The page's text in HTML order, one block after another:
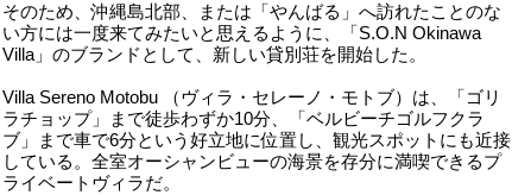
そのため、沖縄島北部、または「やんばる」へ訪れたことのな
い方には一度来てみたいと思えるように、「S.O.N Okinawa
Villa」のブランドとして、新しい貸別荘を開始した。
Villa Sereno Motobu （ヴィラ・セレーノ・モトブ）は、「ゴリ
ラチョップ」まで徒歩わずか10分、「ベルビーチゴルフクラ
ブ」まで車で6分という好立地に位置し、観光スポットにも近接
している。全室オーシャンビューの海景を存分に満喫できるプ
ライベートヴィラだ。